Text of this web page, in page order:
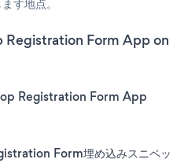
す地点。
Registration Form App on
Registration Form App
Form埋め込みスニペッ